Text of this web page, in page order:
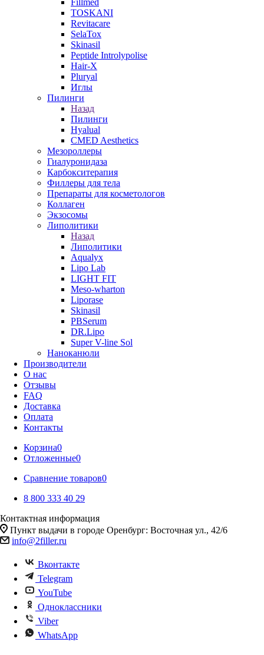
Fillmed
TOSKANI
Revitacare
SelaTox
Skinasil
Peptide Introlypolise
Hair-X
Pluryal
Иглы
Пилинги
Назад
Пилинги
Hyalual
CMED Aesthetics
Мезороллеры
Гиалуронидаза
Карбокситерапия
Филлеры для тела
Препараты для косметологов
Коллаген
Экзосомы
Липолитики
Назад
Липолитики
Aqualyx
Lipo Lab
LIGHT FIT
Meso-wharton
Liporase
Skinasil
PBSerum
DR.Lipo
Super V-line Sol
Наноканюли
Производители
О нас
Отзывы
FAQ
Доставка
Оплата
Контакты
Корзина0
Отложенные0
Сравнение товаров0
8 800 333 40 29
Контактная информация
Пункт выдачи в городе Оренбург: Восточная ул., 42/6
info@2filler.ru
Вконтакте
Telegram
YouTube
Одноклассники
Viber
WhatsApp